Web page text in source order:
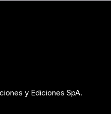
y Ediciones SpA.